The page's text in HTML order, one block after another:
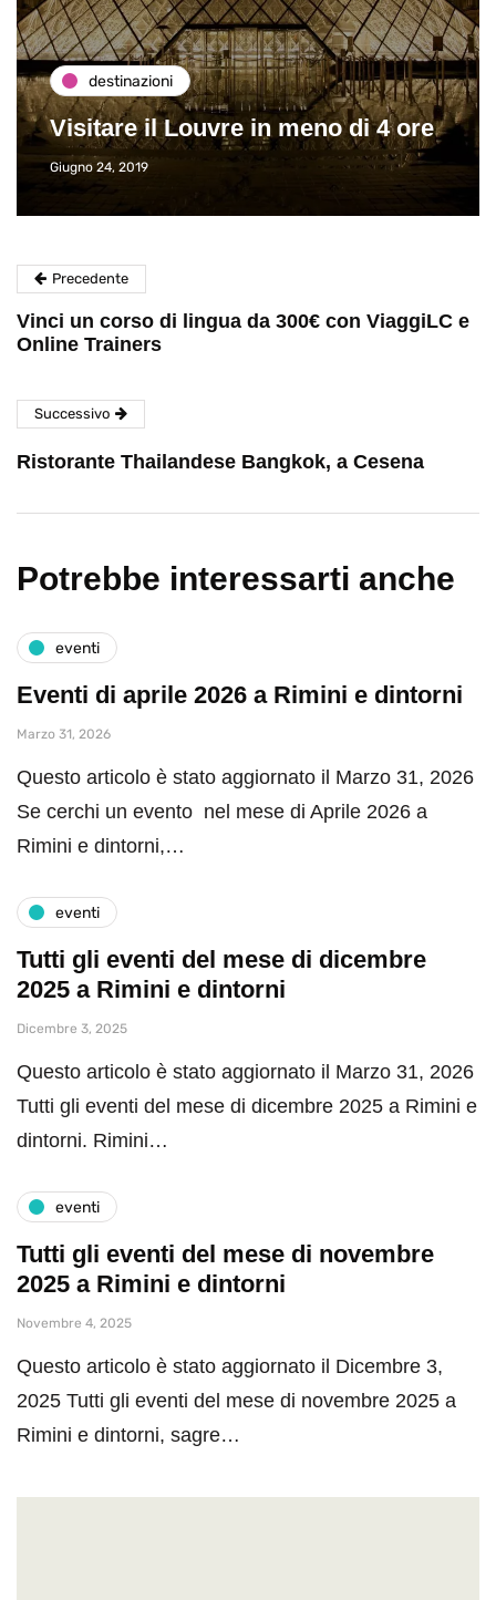
destinazioni
Visitare il Louvre in meno di 4 ore
Giugno 24, 2019
Precedente
Vinci un corso di lingua da 300€ con ViaggiLC e
Online Trainers
Successivo
Ristorante Thailandese Bangkok, a Cesena
Potrebbe interessarti anche
eventi
Eventi di aprile 2026 a Rimini e dintorni
Marzo 31, 2026
Questo articolo è stato aggiornato il Marzo 31, 2026
Se cerchi un evento nel mese di Aprile 2026 a
Rimini e dintorni,…
eventi
Tutti gli eventi del mese di dicembre
2025 a Rimini e dintorni
Dicembre 3, 2025
Questo articolo è stato aggiornato il Marzo 31, 2026
Tutti gli eventi del mese di dicembre 2025 a Rimini e
dintorni. Rimini…
eventi
Tutti gli eventi del mese di novembre
2025 a Rimini e dintorni
Novembre 4, 2025
Questo articolo è stato aggiornato il Dicembre 3,
2025 Tutti gli eventi del mese di novembre 2025 a
Rimini e dintorni, sagre…